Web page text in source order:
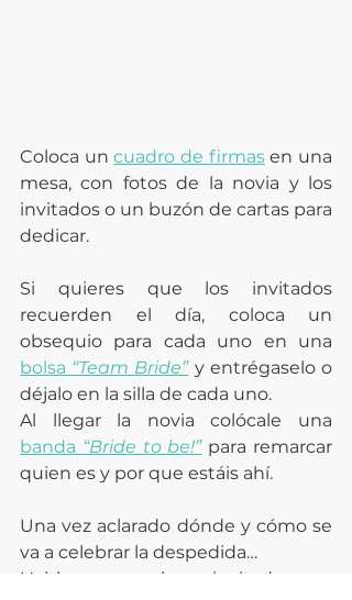
Coloca un cuadro de firmas en una
mesa, con fotos de la novia y los
invitados o un buzón de cartas para
dedicar.
Si quieres que los invitados
recuerden el día, coloca un
bolsa “Team Bride” y entrégaselo o
déjalo en la silla de cada uno.
banda “Bride to be!” para remarcar
quien es y por que estáis ahí.
Una vez aclarado dónde y cómo se
va a celebrar la despedida…
Habla con los invitados e